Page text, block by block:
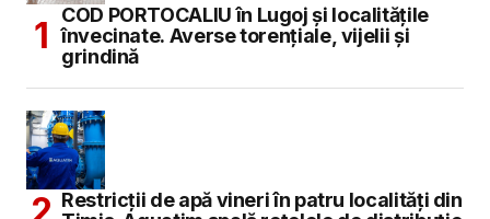
COD PORTOCALIU în Lugoj și localitățile
învecinate. Averse torențiale, vijelii și
grindină
Restricții de apă vineri în patru localități din